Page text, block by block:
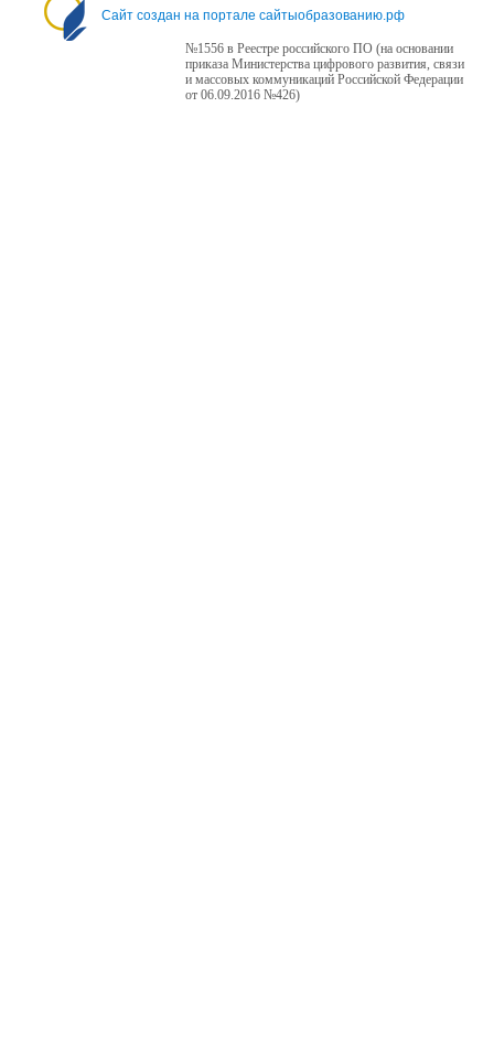
Сайт создан на портале сайтыобразованию.рф
№1556 в Реестре российского ПО (на основании
приказа Министерства цифрового развития, связи
и массовых коммуникаций Российской Федерации
от 06.09.2016 №426)